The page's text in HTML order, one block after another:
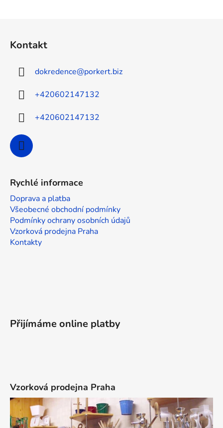
Kontakt
dokredence@porkert.biz
+420602147132
+420602147132
Rychlé informace
Doprava a platba
Všeobecné obchodní podmínky
Podmínky ochrany osobních údajů
Vzorková prodejna Praha
Kontakty
Přijímáme online platby
Vzorková prodejna Praha